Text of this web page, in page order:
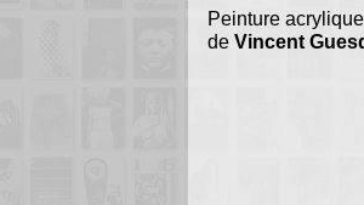
Peinture acrylique
de Vincent